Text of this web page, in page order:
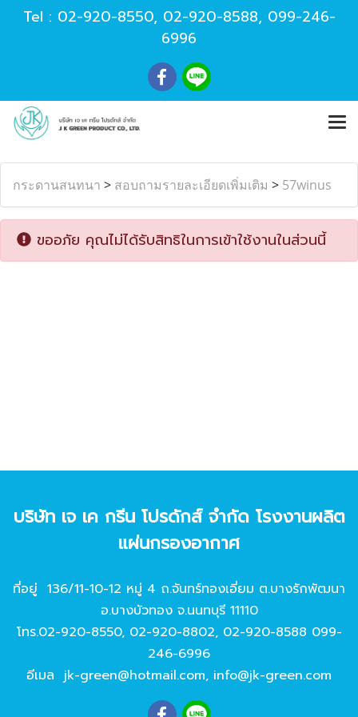
Tel : 02-920-8550, 02-920-8588, 099-246-
6996
กระดานสนทนา > สอบถามรายละเอียดเพิ่มเติม > 57winus
ขออภัย คุณไม่ได้รับสิทธิในการเข้าใช้งานในส่วนนี้
บริษัท เจ เค กรีน โปรดักส์ จํากัด โรงงานผลิต
แผ่นกรองอากาศ
ที่อยู่ 136/11-10-12 หมู่ 4 ถ.จันทร์ทองเอี่ยม ต.บางรักพัฒนา
อ.บางบัวทอง จ.นนทบุรี 11110
โทร.02-920-8550, 02-920-8802, 02-920-8588 099-
246-6996
อีเมล jk-green@hotmail.com, info@jk-green.com